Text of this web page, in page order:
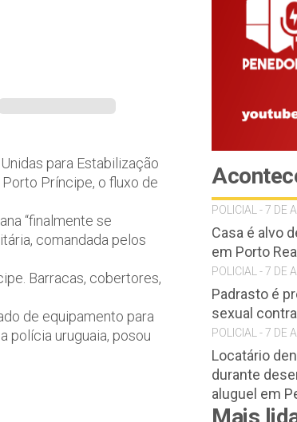
para Estabilização
Príncipe, o fluxo de
“finalmente se
comandada pelos
Barracas, cobertores,
de equipamento para
polícia uruguaia, posou
POLICIAL - 7 DE
Casa é alvo
em Porto
POLICIAL - 7 DE
Padrasto é
sexual
POLICIAL - 7 DE
Locatário
durante
aluguel em